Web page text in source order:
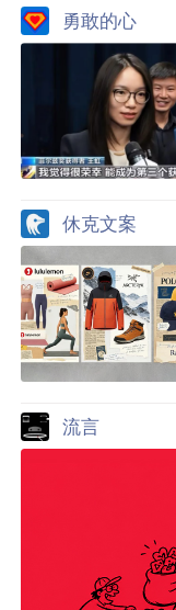
勇敢的心
休克文案
流言